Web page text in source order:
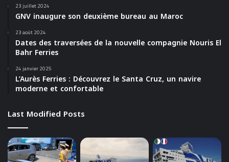
23 juillet 2024
GNV inaugure son deuxième bureau au Maroc
23 août 2024
Dates des traversées de la nouvelle compagnie Nouris El
Bahr Ferries
24 janvier 2025
L’Aurès Ferries : Découvrez le Santa Cruz, un navire
moderne et confortable
Last Modified Posts